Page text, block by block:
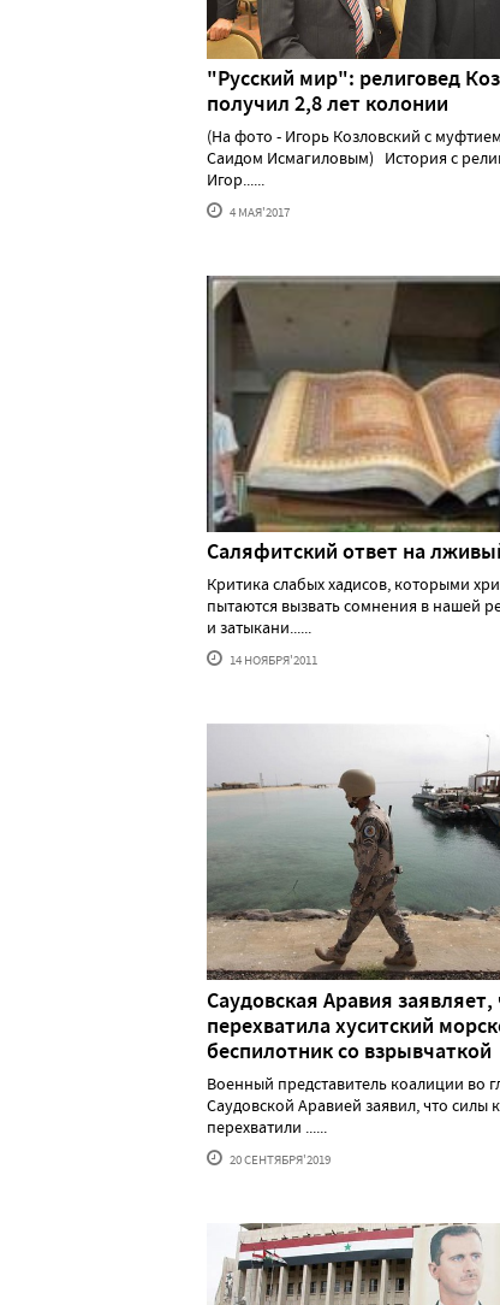
"Русский мир": религовед
получил 2,8 лет колонии
(На фото - Игорь Козловский с
Саидом Исмагиловым) История с
Игор......
4 МАЯ'2017
Cаляфитский ответ на
Критика слабых хадисов, которыми
пытаются вызвать сомнения в нашей
и затыкани......
14 НОЯБРЯ'2011
Саудовская Аравия заявляет,
перехватила хуситский
беспилотник со взрывчаткой
Военный представитель коалиции во
Саудовской Аравией заявил, что силы
перехватили ......
20 СЕНТЯБРЯ'2019